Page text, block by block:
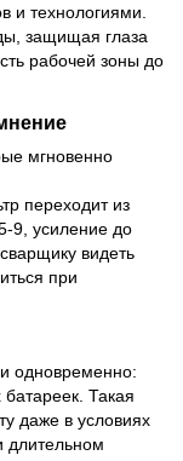
и технологиями.
защищая глаза
рабочей зоны до
мгновенно
переходит из
9, усиление до
видеть
при
одновременно:
Такая
даже в условиях
длительном